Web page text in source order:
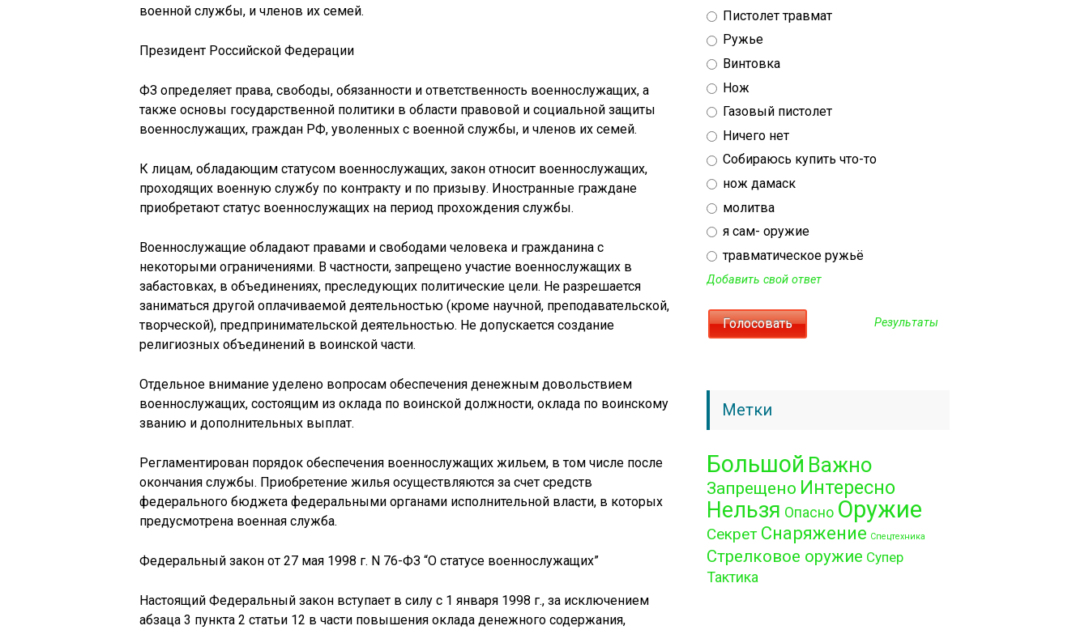
военной службы, и членов их семей.
Президент Российской Федерации
ФЗ определяет права, свободы, обязанности и ответственность военнослужащих, а
также основы государственной политики в области правовой и социальной защиты
военнослужащих, граждан РФ, уволенных с военной службы, и членов их семей.
К лицам, обладающим статусом военнослужащих, закон относит военнослужащих,
проходящих военную службу по контракту и по призыву. Иностранные граждане
приобретают статус военнослужащих на период прохождения службы.
Военнослужащие обладают правами и свободами человека и гражданина с
некоторыми ограничениями. В частности, запрещено участие военнослужащих в
забастовках, в объединениях, преследующих политические цели. Не разрешается
заниматься другой оплачиваемой деятельностью (кроме научной, преподавательской,
творческой), предпринимательской деятельностью. Не допускается создание
религиозных объединений в воинской части.
Отдельное внимание уделено вопросам обеспечения денежным довольствием
военнослужащих, состоящим из оклада по воинской должности, оклада по воинскому
званию и дополнительных выплат.
Регламентирован порядок обеспечения военнослужащих жильем, в том числе после
окончания службы. Приобретение жилья осуществляются за счет средств
федерального бюджета федеральными органами исполнительной власти, в которых
предусмотрена военная служба.
Федеральный закон от 27 мая 1998 г. N 76-ФЗ “О статусе военнослужащих”
Настоящий Федеральный закон вступает в силу с 1 января 1998 г., за исключением
абзаца 3 пункта 2 статьи 12 в части повышения оклада денежного содержания,
Пистолет травмат
Ружье
Винтовка
Нож
Газовый пистолет
Ничего нет
Собираюсь купить что-то
нож дамаск
молитва
я сам- оружие
травматическое ружьё
Добавить свой ответ
Результаты
Метки
Большой Важно
Запрещено Интересно
Нельзя Опасно Оружие
Секрет Снаряжение Спецтехника
Стрелковое оружие Супер
Тактика